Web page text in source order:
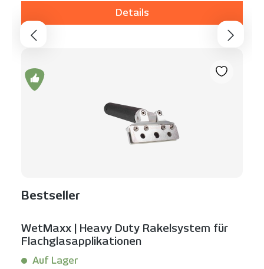
Details
Bestseller
WetMaxx | Heavy Duty Rakelsystem für
Flachglasapplikationen
Auf Lager